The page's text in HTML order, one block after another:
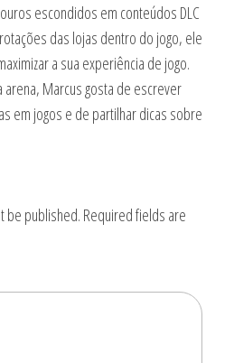
escondidos em conteúdos DLC
das lojas dentro do jogo, ele
a sua experiência de jogo.
arena, Marcus gosta de escrever
em jogos e de partilhar dicas sobre
be published. Required fields are